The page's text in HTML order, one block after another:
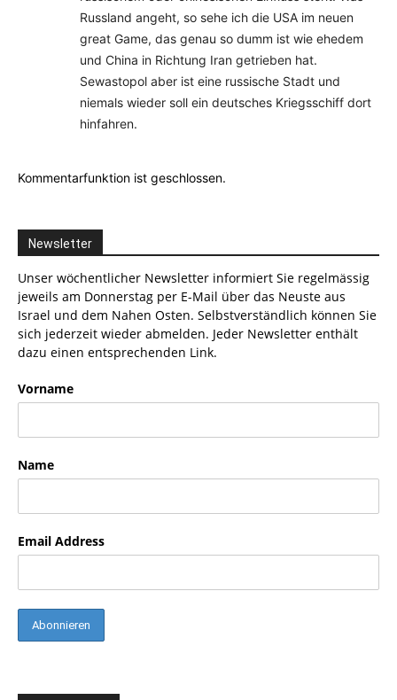
Russland angeht, so sehe ich die USA im neuen
great Game, das genau so dumm ist wie ehedem
und China in Richtung Iran getrieben hat.
Sewastopol aber ist eine russische Stadt und
niemals wieder soll ein deutsches Kriegsschiff dort
hinfahren.
Kommentarfunktion ist geschlossen.
Newsletter
Unser wöchentlicher Newsletter informiert Sie regelmässig
jeweils am Donnerstag per E-Mail über das Neuste aus
Israel und dem Nahen Osten. Selbstverständlich können Sie
sich jederzeit wieder abmelden. Jeder Newsletter enthält
dazu einen entsprechenden Link.
Vorname
Name
Email Address